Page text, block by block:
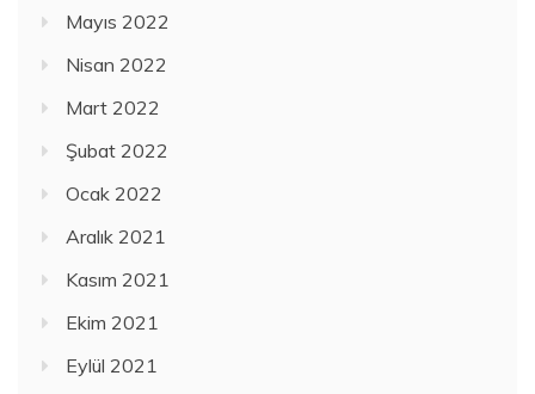
Mayıs 2022
Nisan 2022
Mart 2022
Şubat 2022
Ocak 2022
Aralık 2021
Kasım 2021
Ekim 2021
Eylül 2021